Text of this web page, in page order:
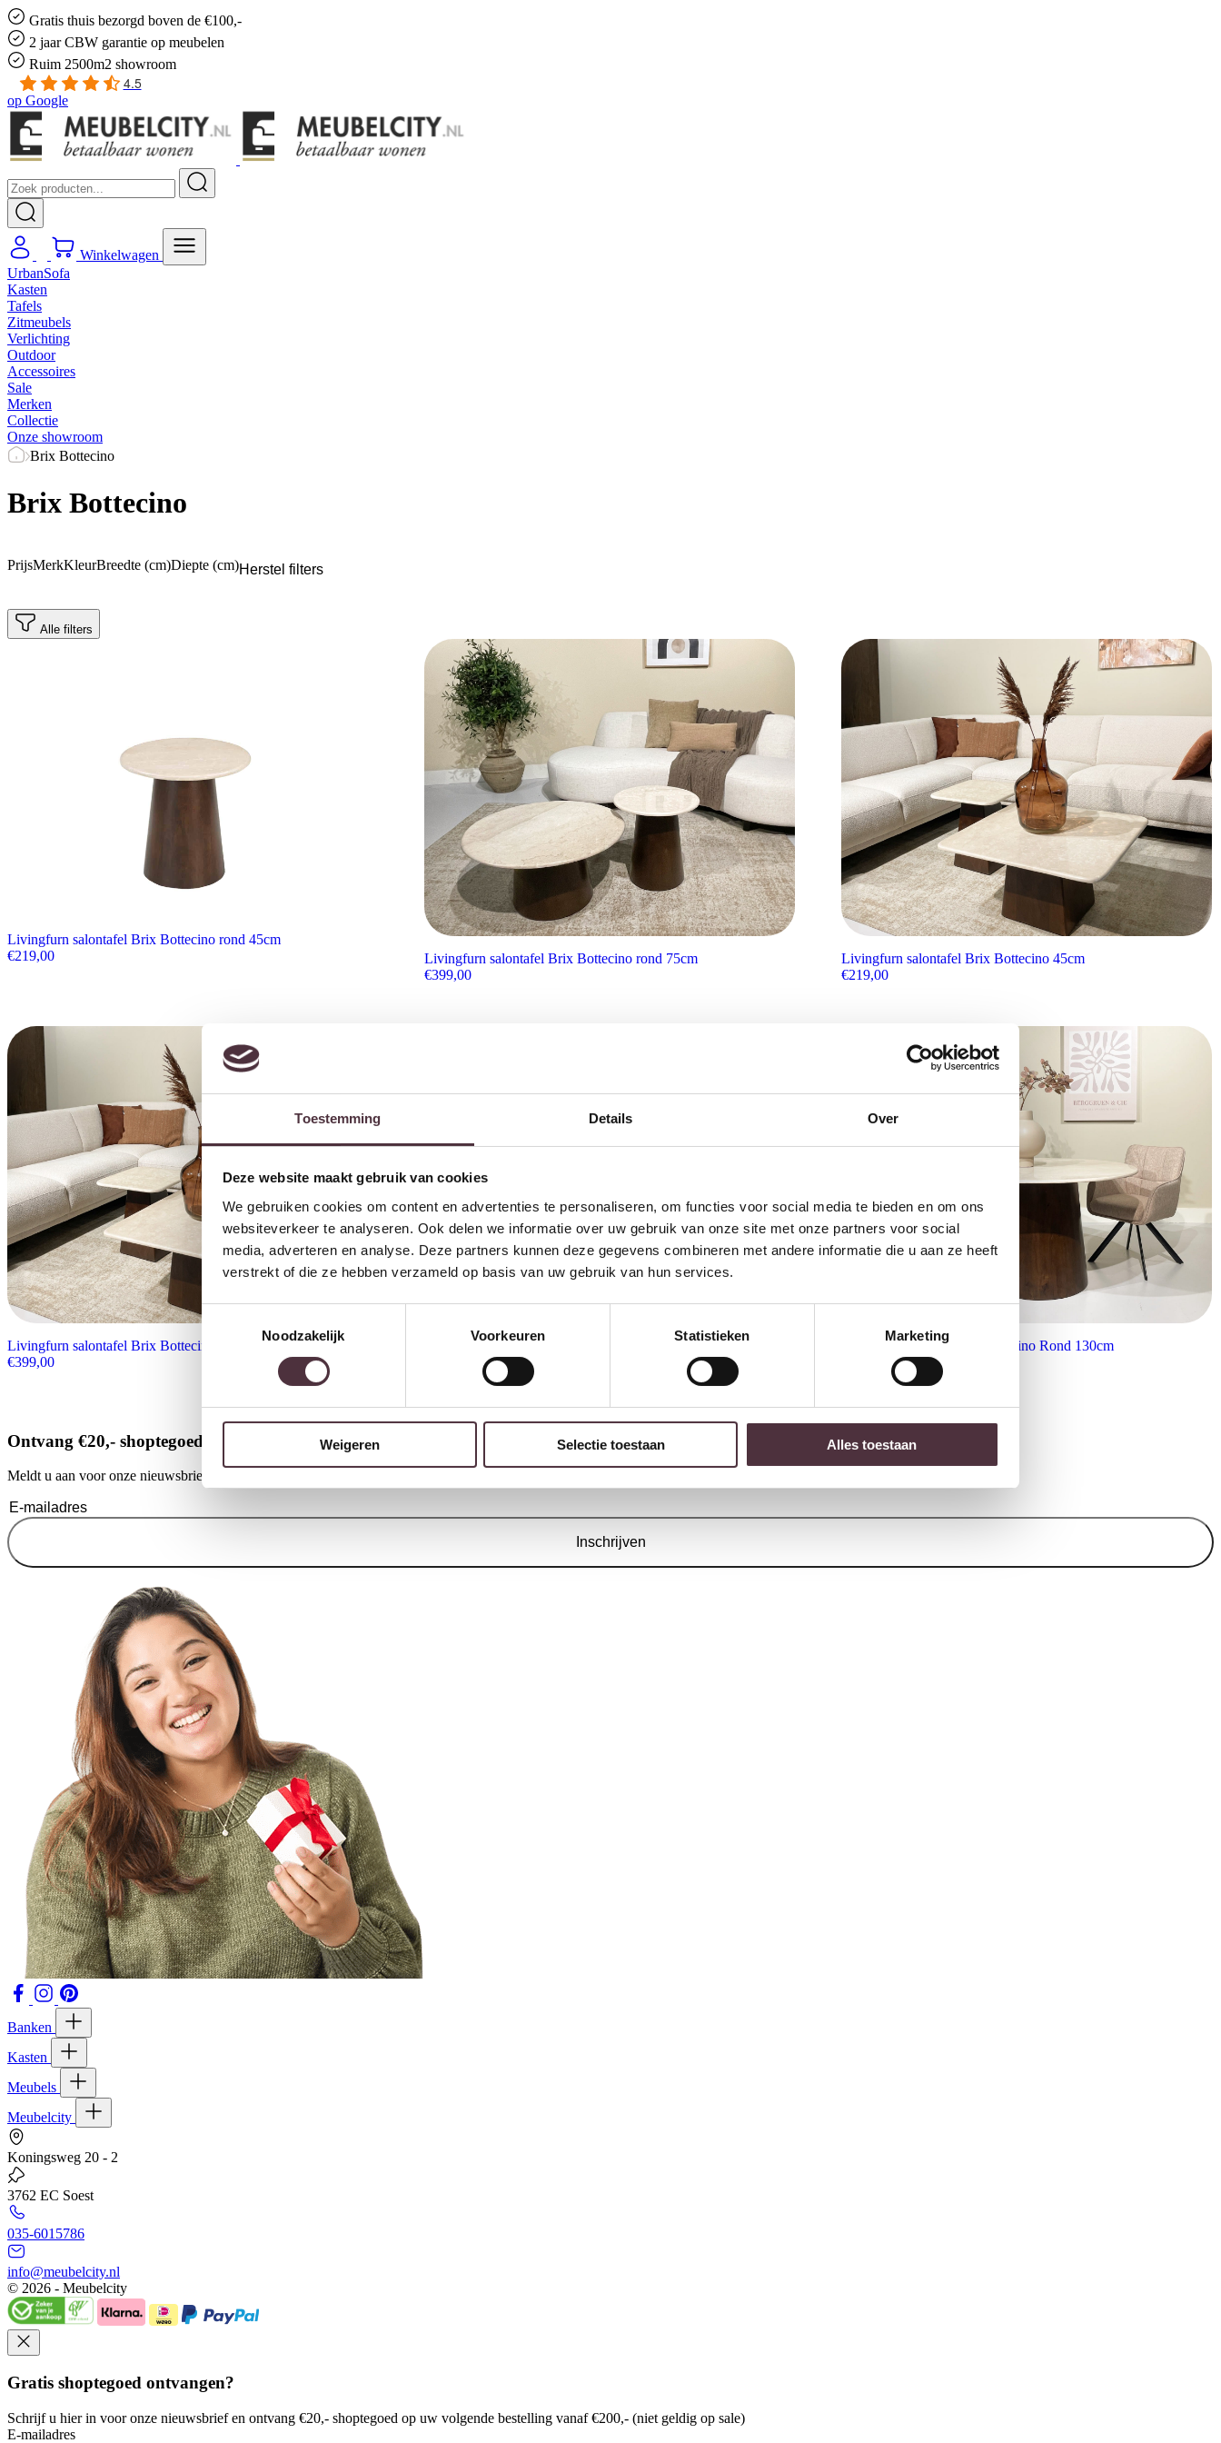
Toestemming Details Over
Deze website maakt gebruik van cookies
We gebruiken cookies om content en advertenties te personaliseren, om functies voor social media te bieden en om ons
websiteverkeer te analyseren. Ook delen we informatie over uw gebruik van onze site met onze partners voor social
media, adverteren en analyse. Deze partners kunnen deze gegevens combineren met andere informatie die u aan ze heeft
verstrekt of die ze hebben verzameld op basis van uw gebruik van hun services.
Toestemmingsselectie
Noodzakelijk
Voorkeuren Statistieken Marketing
Weigeren Selectie toestaan Alles toestaan
Gratis thuis bezorgd boven de €100,-
2 jaar CBW garantie op meubelen
Ruim 2500m2 showroom
4.5
op Google
Winkelwagen
UrbanSofa
Kasten
Tafels
Zitmeubels
Verlichting
Outdoor
Accessoires
Sale
Merken
Collectie
Onze showroom
Brix Bottecino
Brix Bottecino
PrijsMerkKleurBreedte (cm)Diepte (cm)Herstel filters
Alle filters
Livingfurn salontafel Brix Bottecino rond 45cm
€219,00
Livingfurn salontafel Brix Bottecino rond 75cm
€399,00
Livingfurn salontafel Brix Bottecino 45cm
€219,00
Livingfurn salontafel Brix Bottecino 75cm
€399,00
Livingfurn salontafel Brix Bottecino Oval 120cm
Livingfurn eettafel Brix Bottecino Rond 130cm
1.249,00
Ontvang €20,- shoptegoed
Meldt u aan voor onze nieuwsbrief en ontvang €20,- shoptegoed voor uw volgende bestelling van minimaal €200,- (niet geldig op afgeprijsde items).
Inschrijven
Banken
Kasten
Meubels
Meubelcity
Koningsweg 20 - 2
3762 EC Soest
035-6015786
info@meubelcity.nl
© 2026 - Meubelcity
Gratis shoptegoed ontvangen?
Schrijf u hier in voor onze nieuwsbrief en ontvang €20,- shoptegoed op uw volgende bestelling vanaf €200,- (niet geldig op sale)
E-mailadres